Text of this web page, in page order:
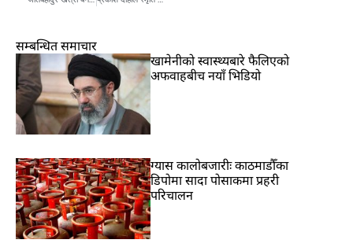
सम्बन्धित समाचार
खामेनीको स्वास्थ्यबारे फैलिएको
अफवाहबीच नयाँ भिडियो
ग्यास कालोबजारीः काठमाडौँका
डिपोमा सादा पोसाकमा प्रहरी
परिचालन